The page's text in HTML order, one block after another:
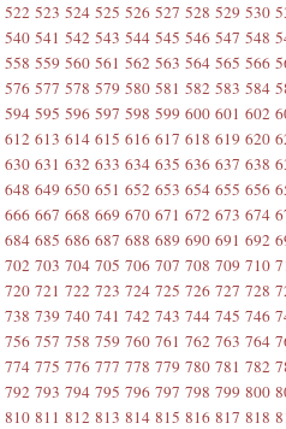
522 523 524 525 526 527 528 529 530
540 541 542 543 544 545 546 547 548
558 559 560 561 562 563 564 565 566
576 577 578 579 580 581 582 583 584
594 595 596 597 598 599 600 601 602
612 613 614 615 616 617 618 619 620
630 631 632 633 634 635 636 637 638
648 649 650 651 652 653 654 655 656
666 667 668 669 670 671 672 673 674
684 685 686 687 688 689 690 691 692
702 703 704 705 706 707 708 709 710
720 721 722 723 724 725 726 727 728
738 739 740 741 742 743 744 745 746
756 757 758 759 760 761 762 763 764
774 775 776 777 778 779 780 781 782
792 793 794 795 796 797 798 799 800
810 811 812 813 814 815 816 817 818